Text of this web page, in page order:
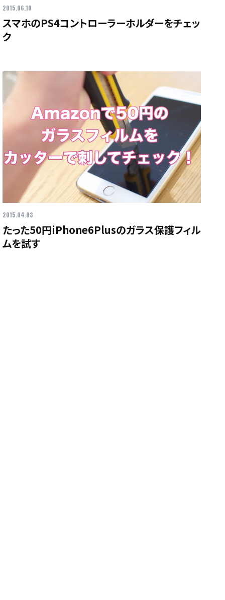
2015.06.10
スマホのPS4コントローラーホルダーをチェッ
ク
2015.04.03
たった50円iPhone6Plusのガラス保護フィル
ムを試す